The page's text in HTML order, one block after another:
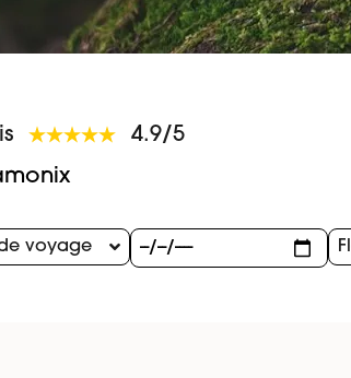
4.9/5
de voyage